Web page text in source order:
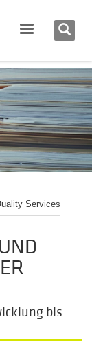
Services
bis